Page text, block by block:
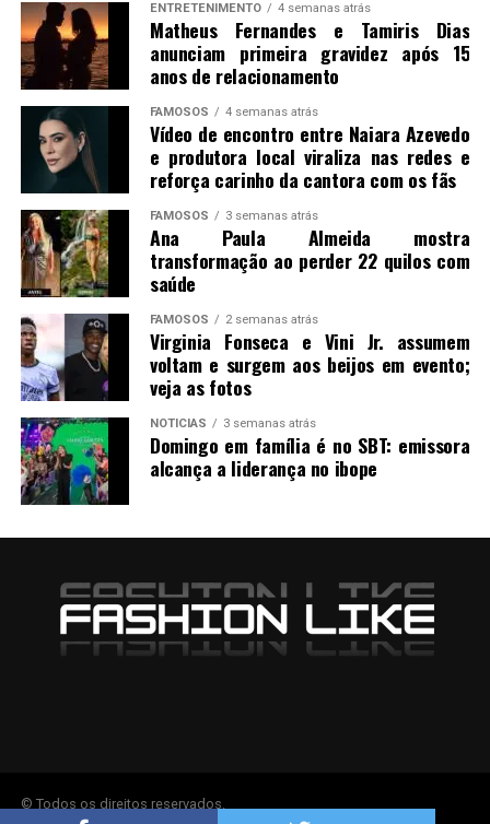
ENTRETENIMENTO 4 semanas atrás
Matheus Fernandes e Tamiris Dias
anunciam primeira gravidez após 15
anos de relacionamento
FAMOSOS 4 semanas atrás
Vídeo de encontro entre Naiara Azevedo
e produtora local viraliza nas redes e
reforça carinho da cantora com os fãs
FAMOSOS 3 semanas atrás
Ana Paula Almeida mostra
transformação ao perder 22 quilos com
saúde
FAMOSOS 2 semanas atrás
Virginia Fonseca e Vini Jr. assumem
voltam e surgem aos beijos em evento;
veja as fotos
NOTICIAS 3 semanas atrás
Domingo em família é no SBT: emissora
alcança a liderança no ibope
© Todos os direitos reservados.